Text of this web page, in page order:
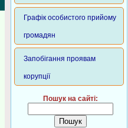
Графік особистого прийому
громадян
Запобігання проявам
корупції
Пошук на сайті: